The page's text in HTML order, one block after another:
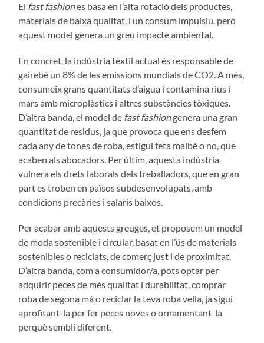
El fast fashiones basa en l’alta rotació dels productes,
materials de baixa qualitat, i un consum impulsiu, però
aquest model genera un greu impacte ambiental.
En concret, la indústria tèxtil actual és responsable de
gairebé un 8% de les emissions mundials de CO2. A més,
consumeix grans quantitats d’aigua i contamina rius i
mars amb microplàstics i altres substàncies tòxiques.
D’altra banda, el model de fast fashiongenera una gran
quantitat de residus, ja que provoca que ens desfem
cada any de tones de roba, estigui feta malbé o no, que
acaben als abocadors. Per últim, aquesta indústria
vulnera els drets laborals dels treballadors, que en gran
part es troben en països subdesenvolupats, amb
condicions precàries i salaris baixos.
Per acabar amb aquests greuges, et proposem un model
de moda sostenible i circular, basat en l’ús de materials
sostenibles o reciclats, de comerç just i de proximitat.
D’altra banda, com a consumidor/a, pots optar per
adquirir peces de més qualitat i durabilitat, comprar
roba de segona mà o reciclar la teva roba vella, ja sigui
aprofitant-la per fer peces noves o ornamentant-la
perquè sembli diferent.